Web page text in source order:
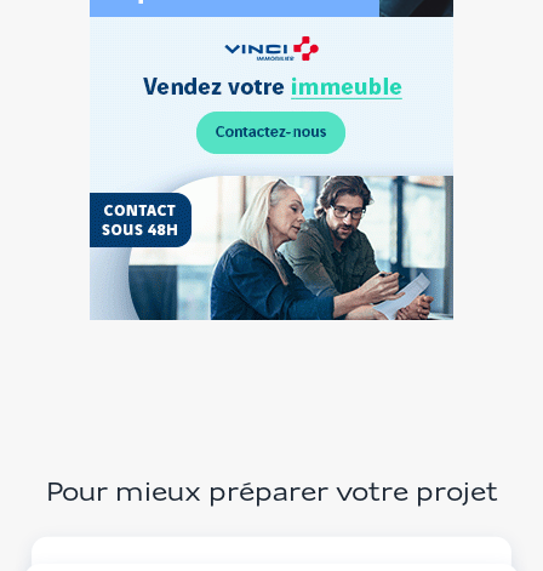
Personnel
Pour mieux préparer votre projet